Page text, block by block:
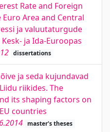
Rate and Foreign
Area and Central
ja valuutaturgude
ja Ida-Euroopas
dissertations
ja seda kujundavad
riikides. The
its shaping factors on
countries
master's theses